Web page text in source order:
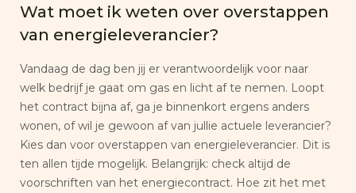
Wat moet ik weten over overstappen
van energieleverancier?
Vandaag de dag ben jij er verantwoordelijk voor naar
welk bedrijf je gaat om gas en licht af te nemen. Loopt
het contract bijna af, ga je binnenkort ergens anders
wonen, of wil je gewoon af van jullie actuele leverancier?
Kies dan voor overstappen van energieleverancier. Dit is
ten allen tijde mogelijk. Belangrijk: check altijd de
voorschriften van het energiecontract. Hoe zit het met